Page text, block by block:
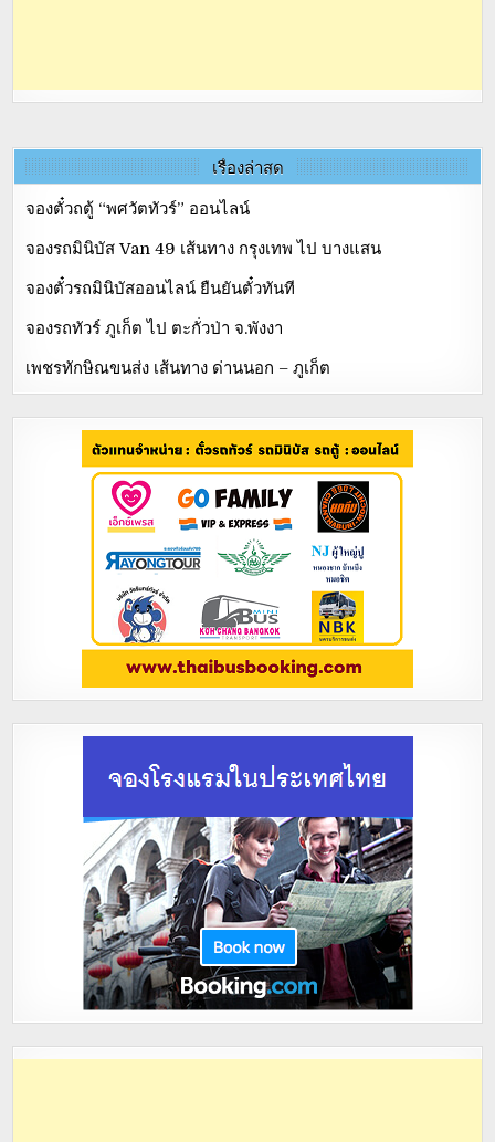
เรื่องล่าสุด
จองตั๋วถตู้ “พศวัตทัวร์” ออนไลน์
จองรถมินิบัส Van 49 เส้นทาง กรุงเทพ ไป บางแสน
จองตั๋วรถมินิบัสออนไลน์ ยืนยันตั๋วทันที
จองรถทัวร์ ภูเก็ต ไป ตะกั่วป่า จ.พังงา
เพชรทักษิณขนส่ง เส้นทาง ด่านนอก – ภูเก็ต